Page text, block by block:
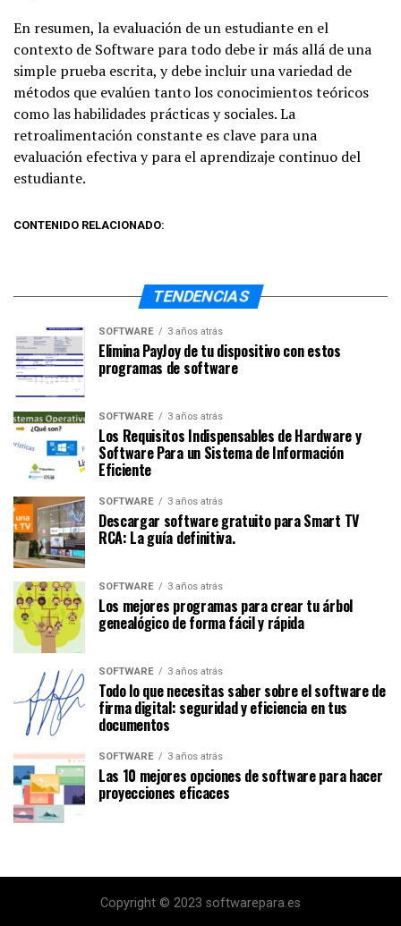
En resumen, la evaluación de un estudiante en el
contexto de Software para todo debe ir más allá de una
simple prueba escrita, y debe incluir una variedad de
métodos que evalúen tanto los conocimientos teóricos
como las habilidades prácticas y sociales. La
retroalimentación constante es clave para una
evaluación efectiva y para el aprendizaje continuo del
estudiante.
CONTENIDO RELACIONADO:
TENDENCIAS
SOFTWARE 3 años atrás
Elimina PayJoy de tu dispositivo con estos
programas de software
SOFTWARE 3 años atrás
Los Requisitos Indispensables de Hardware y
Software Para un Sistema de Información
Eficiente
SOFTWARE 3 años atrás
Descargar software gratuito para Smart TV
RCA: La guía definitiva.
SOFTWARE 3 años atrás
Los mejores programas para crear tu árbol
genealógico de forma fácil y rápida
SOFTWARE 3 años atrás
Todo lo que necesitas saber sobre el software de
firma digital: seguridad y eficiencia en tus
documentos
SOFTWARE 3 años atrás
Las 10 mejores opciones de software para hacer
proyecciones eficaces
Copyright © 2023 softwarepara.es